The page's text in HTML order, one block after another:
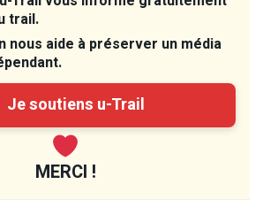
trail.
nous aide à préserver un média
Je soutiens u-Trail
MERCI !